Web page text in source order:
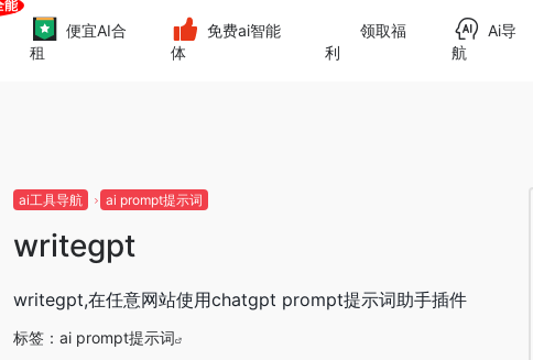
便宜AI合
租
免费ai智能
体
领取福
利
Ai导
航
ai工具导航 ai prompt提示词
writegpt
writegpt,在任意网站使用chatgpt prompt提示词助手插件
标签： ai prompt提示词